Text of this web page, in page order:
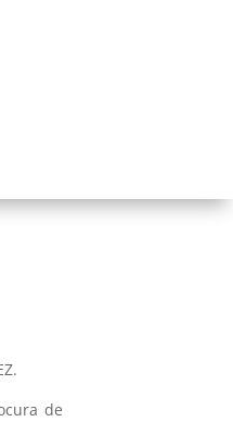
de